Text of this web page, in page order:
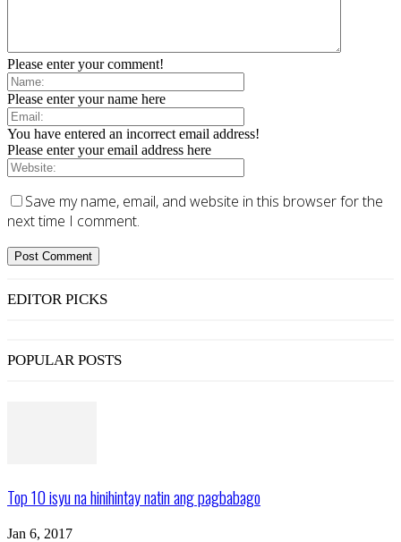
Please enter your comment!
Please enter your name here
You have entered an incorrect email address!
Please enter your email address here
Save my name, email, and website in this browser for the
next time I comment.
EDITOR PICKS
POPULAR POSTS
Top 10 isyu na hinihintay natin ang pagbabago
Jan 6, 2017